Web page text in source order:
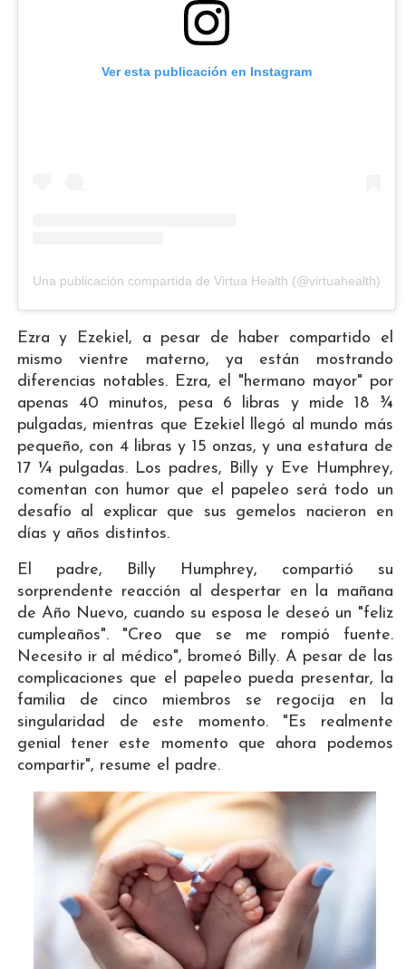
Ver esta publicación en Instagram
Una publicación compartida de Virtua Health (@virtuahealth)
Ezra y Ezekiel, a pesar de haber compartido el
mismo vientre materno, ya están mostrando
diferencias notables. Ezra, el "hermano mayor" por
apenas 40 minutos, pesa 6 libras y mide 18 ¾
pulgadas, mientras que Ezekiel llegó al mundo más
pequeño, con 4 libras y 15 onzas, y una estatura de
17 ¼ pulgadas. Los padres, Billy y Eve Humphrey,
comentan con humor que el papeleo será todo un
desafío al explicar que sus gemelos nacieron en
días y años distintos.
El padre, Billy Humphrey, compartió su
sorprendente reacción al despertar en la mañana
de Año Nuevo, cuando su esposa le deseó un "feliz
cumpleaños". "Creo que se me rompió fuente.
Necesito ir al médico", bromeó Billy. A pesar de las
complicaciones que el papeleo pueda presentar, la
familia de cinco miembros se regocija en la
singularidad de este momento. "Es realmente
genial tener este momento que ahora podemos
compartir", resume el padre.